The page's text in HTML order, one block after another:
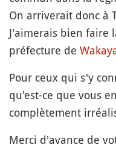
On arriverait donc à
J'aimerais bien faire
préfecture de
Pour ceux qui s'y
qu'est-ce que vous
complètement
Merci d'avance de